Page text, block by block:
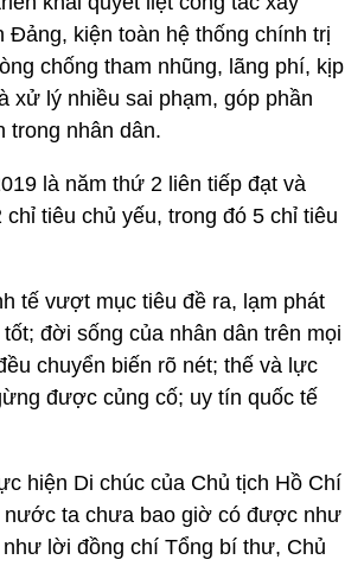
Đảng, kiện toàn hệ thống chính trị
chống tham nhũng, lãng phí, kịp
xử lý nhiều sai phạm, góp phần
trong nhân dân.
là năm thứ 2 liên tiếp đạt và
tiêu chủ yếu, trong đó 5 chỉ tiêu
tế vượt mục tiêu đề ra, lạm phát
đời sống của nhân dân trên mọi
chuyển biến rõ nét; thế và lực
được củng cố; uy tín quốc tế
hiện Di chúc của Chủ tịch Hồ Chí
nước ta chưa bao giờ có được như
lời đồng chí Tổng bí thư, Chủ